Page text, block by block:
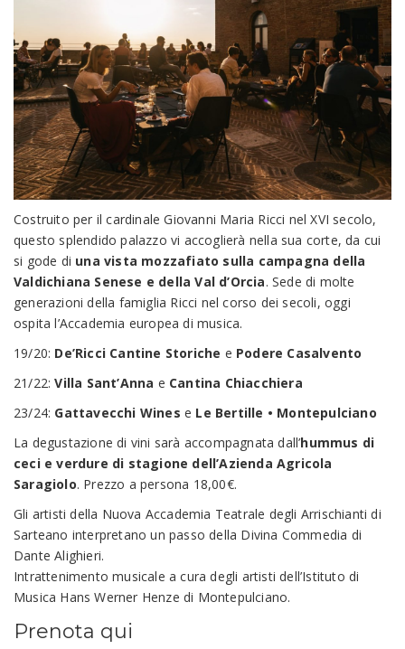
Costruito per il cardinale Giovanni Maria Ricci nel XVI secolo,
questo splendido palazzo vi accoglierà nella sua corte, da cui
si gode di una vista mozzafiato sulla campagna della
Valdichiana Senese e della Val d’Orcia. Sede di molte
generazioni della famiglia Ricci nel corso dei secoli, oggi
ospita l’Accademia europea di musica.
19/20: De’Ricci Cantine Storiche e Podere Casalvento
21/22:Villa Sant’Anna e Cantina Chiacchiera
23/24: Gattavecchi Wines e Le Bertille • Montepulciano
La degustazione di vini sarà accompagnata dall’hummus di
ceci e verdure di stagione dell’Azienda Agricola
Saragiolo. Prezzo a persona 18,00€.
Gli artisti della Nuova Accademia Teatrale degli Arrischianti di
Sarteano interpretano un passo della Divina Commedia di
Dante Alighieri.
Intrattenimento musicale a cura degli artisti dell’Istituto di
Musica Hans Werner Henze di Montepulciano.
Prenota qui